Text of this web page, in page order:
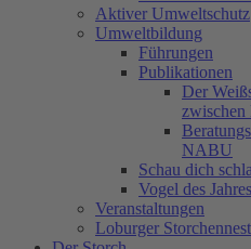
Aktiver Umweltschutz
Umweltbildung
Führungen
Publikationen
Der
zwischen
NABU
Schau dich
Vogel des Jahres
Veranstaltungen
Loburger